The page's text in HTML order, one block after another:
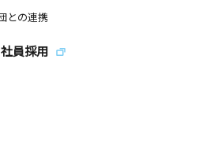
との連携
社員採用